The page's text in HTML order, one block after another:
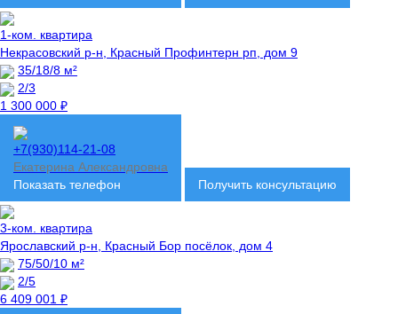
1-ком. квартира
Некрасовский р-н, Красный Профинтерн рп, дом 9
35/18/8 м²
2/3
1 300 000 ₽
+7(930)114-21-08
Екатерина Александровна
Показать телефон
Получить консультацию
3-ком. квартира
Ярославский р-н, Красный Бор посёлок, дом 4
75/50/10 м²
2/5
6 409 001 ₽